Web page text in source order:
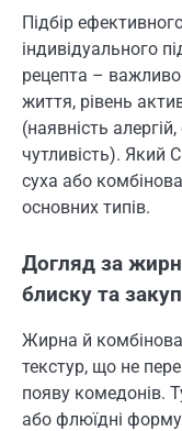
Підбір
індивідуального
рецепта – важливо
життя, рівень
(наявність
чутливість). Який
суха або
основних типів.
Догляд за
блиску та
Жирна й
текстур, що не
появу комедонів.
або флюїдні